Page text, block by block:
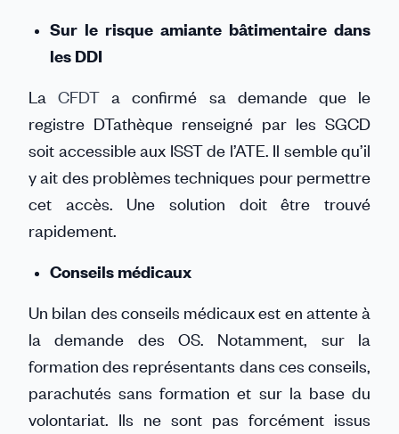
Sur le risque amiante bâtimentaire dans
les DDI
LaCFDT a confirmé sa demande que le
registre DTathèque renseigné par les SGCD
soit accessible aux ISST de l’ATE. Il semble qu’il
y ait des problèmes techniques pour permettre
cet accès. Une solution doit être trouvé
rapidement.
Conseils médicaux
Un bilan des conseils médicaux est en attente à
la demande des OS. Notamment, sur la
formation des représentants dans ces conseils,
parachutés sans formation et sur la base du
volontariat. Ils ne sont pas forcément issus